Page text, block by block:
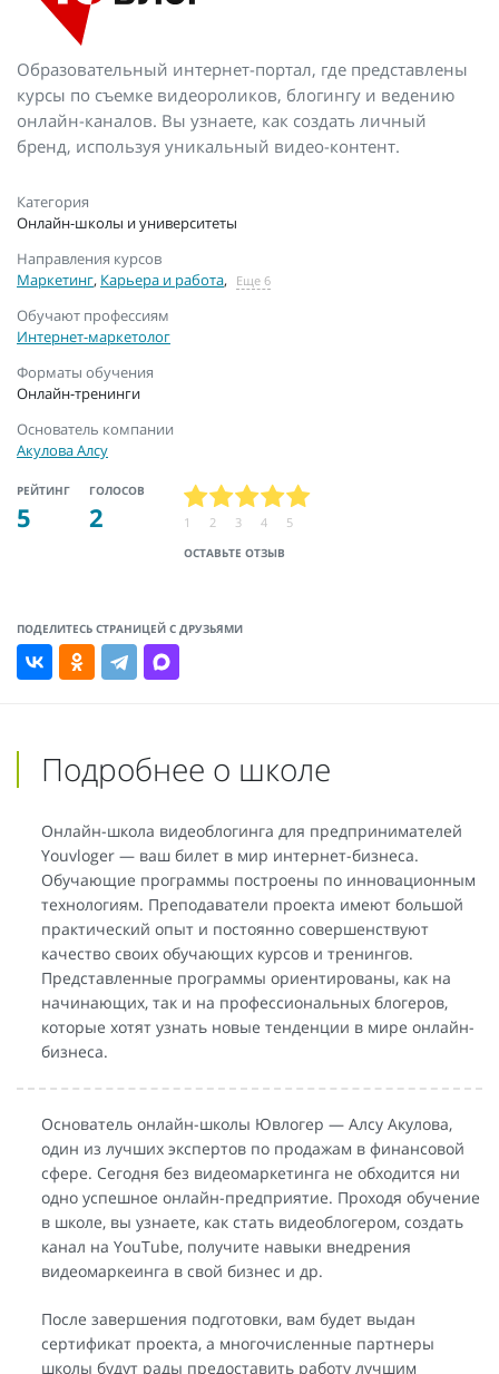
Образовательный интернет-портал, где представлены
курсы по съемке видеороликов, блогингу и ведению
онлайн-каналов. Вы узнаете, как создать личный
бренд, используя уникальный видео-контент.
Категория
Онлайн-школы и университеты
Направления курсов
Маркетинг, Карьера и работа, Еще 6
Обучают профессиям
Интернет-маркетолог
Форматы обучения
Онлайн-тренинги
Основатель компании
Акулова Алсу
РЕЙТИНГ
5
ГОЛОСОВ
2
ОСТАВЬТЕ ОТЗЫВ
1 2 3 4 5
ПОДЕЛИТЕСЬ СТРАНИЦЕЙ С ДРУЗЬЯМИ
Подробнее о школе
Онлайн-школа видеоблогинга для предпринимателей
Youvloger — ваш билет в мир интернет-бизнеса.
Обучающие программы построены по инновационным
технологиям. Преподаватели проекта имеют большой
практический опыт и постоянно совершенствуют
качество своих обучающих курсов и тренингов.
Представленные программы ориентированы, как на
начинающих, так и на профессиональных блогеров,
которые хотят узнать новые тенденции в мире онлайн-
бизнеса.
Основатель онлайн-школы Ювлогер — Алсу Акулова,
один из лучших экспертов по продажам в финансовой
сфере. Сегодня без видеомаркетинга не обходится ни
одно успешное онлайн-предприятие. Проходя обучение
в школе, вы узнаете, как стать видеоблогером, создать
канал на YouTube, получите навыки внедрения
видеомаркеинга в свой бизнес и др.
После завершения подготовки, вам будет выдан
сертификат проекта, а многочисленные партнеры
школы будут рады предоставить работу лучшим